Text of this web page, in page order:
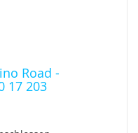
Road -
17 203